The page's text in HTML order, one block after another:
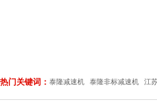
热门关键词： 泰隆减速机 泰隆非标减速机 江